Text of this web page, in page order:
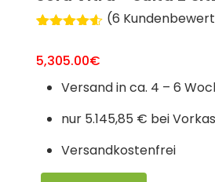
von 5,
auf
(6
5,305.00€
Versand in ca. 4 – 6
nur 5.145,85 € bei
Versandkostenfrei